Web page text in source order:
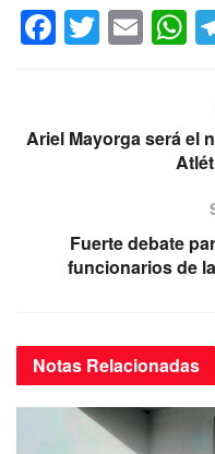
F
a
e
o
k
T
wi
er
E
m h
at
s
A
p
Ariel Mayorga será el
Fuerte debate
funcionarios de
Notas Relacionadas